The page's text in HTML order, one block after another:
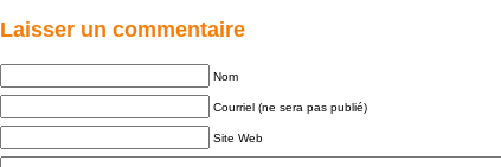
Laisser un commentaire
Nom
Courriel (ne sera pas publié)
Site Web